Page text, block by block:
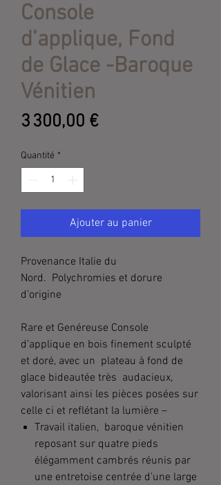
Console
d’applique, Fond
de Glace -Baroque
Vénitien
3 300,00 €Prix
Quantité *
Ajouter au panier
Provenance Italie du
Nord. Polychromies et dorure
d’origine
Rare et Genéreuse Console
d’applique en bois finement sculpté
et doré, avec un plateau à fond de
glace bideautée très audacieux,
valorisant ainsi les pièces posées sur
celle ci et reflétant la lumière –
Travail italien, baroque vénitien
reposant sur quatre pieds
élégamment cambrés réunis par
une entretoise centrée d’une large